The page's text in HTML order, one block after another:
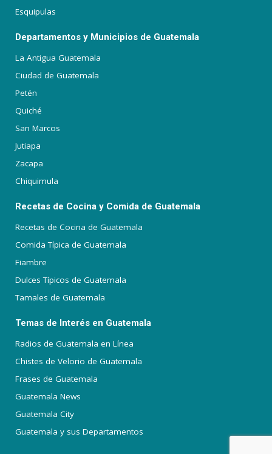
Esquipulas
Departamentos y Municipios de Guatemala
La Antigua Guatemala
Ciudad de Guatemala
Petén
Quiché
San Marcos
Jutiapa
Zacapa
Chiquimula
Recetas de Cocina y Comida de Guatemala
Recetas de Cocina de Guatemala
Comida Típica de Guatemala
Fiambre
Dulces Típicos de Guatemala
Tamales de Guatemala
Temas de Interés en Guatemala
Radios de Guatemala en Línea
Chistes de Velorio de Guatemala
Frases de Guatemala
Guatemala News
Guatemala City
Guatemala y sus Departamentos